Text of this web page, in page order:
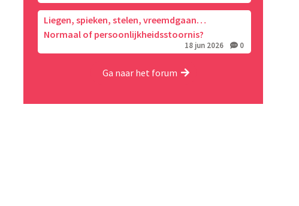
Liegen, spieken, stelen, vreemdgaan…
Normaal of persoonlijkheidsstoornis?
18 jun 2026 0
Ga naar het forum